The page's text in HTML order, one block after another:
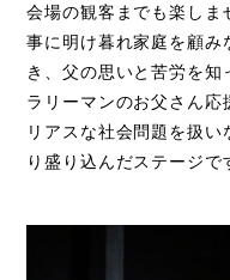
会場の観客までも楽しま
事に明け暮れ家庭を顧み
き、父の思いと苦労を
ラリーマンのお父さん応
リアスな社会問題を扱
り盛り込んだステージで